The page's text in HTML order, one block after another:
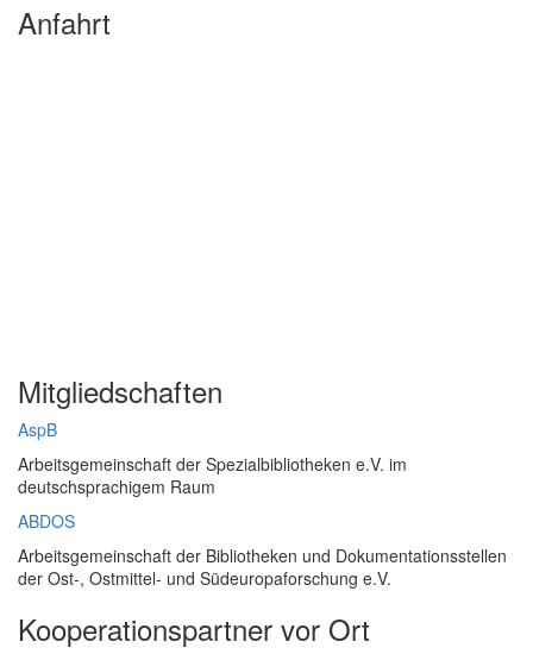
Anfahrt
Mitgliedschaften
AspB
Arbeitsgemeinschaft der Spezialbibliotheken e.V. im
deutschsprachigem Raum
ABDOS
Arbeitsgemeinschaft der Bibliotheken und Dokumentationsstellen
der Ost-, Ostmittel- und Südeuropaforschung e.V.
Kooperationspartner vor Ort